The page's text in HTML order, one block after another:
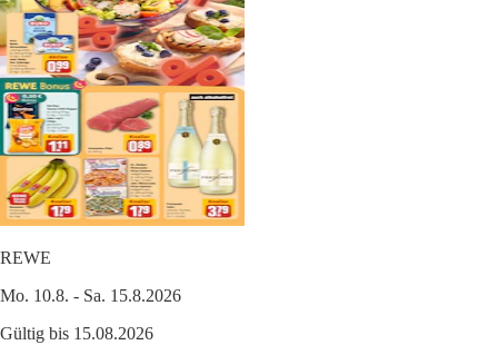
REWE
Mo. 10.8. - Sa. 15.8.2026
Gültig bis 15.08.2026